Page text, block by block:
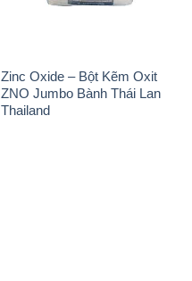
Zinc Oxide – Bột Kẽm Oxit
ZNO Jumbo Bành Thái Lan
Thailand